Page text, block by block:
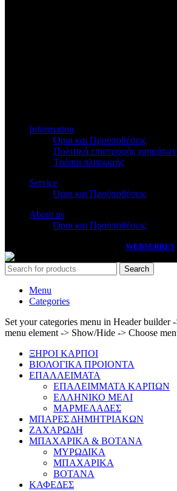
Information
Όροι και Προϋποθέσεις
Πολιτική επιστροφής
Τρόποι πληρωμής
Service
Όροι και Προϋποθέσεις
About us
Όροι και Προϋποθέσεις
WEBSERRES
Search
Menu
Categories
Set your categories menu in Header
menu element -> Show/Hide -> Choose
ΞΗΡΟΙ ΚΑΡΠΟΙ
ΒΙΟΛΟΓΙΚΑ ΠΡΟΙΟΝΤΑ
ΕΠΑΛΛΕΙΜΑΤΑ
ΕΠΑΛΕΙΜΜΑΤΑ ΚΑΡΠΩΝ
ΕΛΛΗΝΙΚΟ ΜΕΛΙ
ΜΑΡΜΕΛΑΔΕΣ
ΜΠΑΡΕΣ ΔΗΜΗΤΡΙΑΚΩΝ
ΖΑΧΑΡΩΔΗ
ΜΠΑΧΑΡΙΚΑ & ΒΟΤΑΝΑ
ΜΥΡΩΔΙΚΑ
ΜΠΑΧΑΡΙΚΑ
ΒΟΤΑΝΑ
ΚΑΦΕΔΕΣ